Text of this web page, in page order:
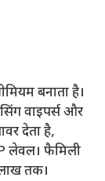
बनाता है।
वाइपर्स और
देता है,
लेवल। फैमिली
तक।